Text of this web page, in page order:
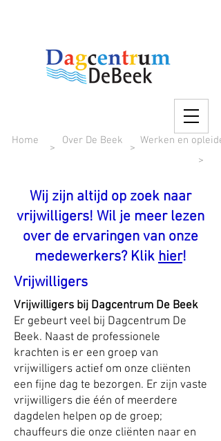
Home
>
Over De Beek
>
Werken en
>
Wij zijn altijd op zoek naar
vrijwilligers! Wil je meer lezen
over de ervaringen van onze
medewerkers? Klik hier!
Vrijwilligers
Vrijwilligers bij Dagcentrum De Beek
Er gebeurt veel bij Dagcentrum De
Beek. Naast de professionele
krachten is er een groep van
vrijwilligers actief om onze cliënten
een fijne dag te bezorgen. Er zijn vaste
vrijwilligers die één of meerdere
dagdelen helpen op de groep;
chauffeurs die onze cliënten naar en